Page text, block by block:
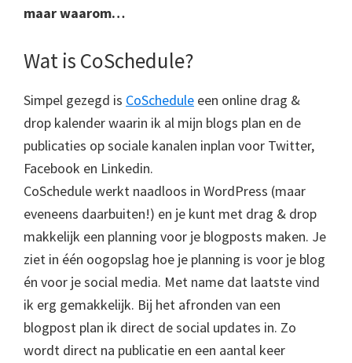
maar waarom…
Wat is CoSchedule?
Simpel gezegd is CoSchedule een online drag &
drop kalender waarin ik al mijn blogs plan en de
publicaties op sociale kanalen inplan voor Twitter,
Facebook en Linkedin.
CoSchedule werkt naadloos in WordPress (maar
eveneens daarbuiten!) en je kunt met drag & drop
makkelijk een planning voor je blogposts maken. Je
ziet in één oogopslag hoe je planning is voor je blog
én voor je social media. Met name dat laatste vind
ik erg gemakkelijk. Bij het afronden van een
blogpost plan ik direct de social updates in. Zo
wordt direct na publicatie en een aantal keer